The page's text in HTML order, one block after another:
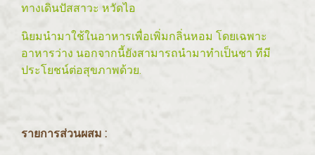
ทางเดินปัสสาวะ หวัดไอ
นิยมนำมาใช้ในอาหารเพื่อเพิ่มกลิ่นหอม โดยเฉพาะ
อาหารว่าง นอกจากนี้ยังสามารถนำมาทำเป็นชา ทีมี
ประโยชน์ต่อสุขภาพด้วย.
รายการส่วนผสม :